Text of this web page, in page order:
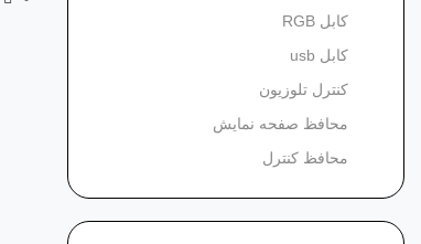
کابل RGB
کابل usb
کنترل تلوزیون
محافظ صفحه نمایش
محافظ کنترل